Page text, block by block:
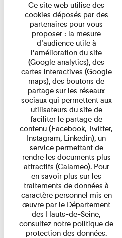
Visite
histoire:
perdu
Exposition
Du 15/08/2026 au 15/08/
Il semblerait
chose...
Agenda
Ce site web utilise des
cookies déposés par des
partenaires pour vous
proposer : la mesure
d’audience utile à
l’amélioration du site
(Google analytics), des
cartes interactives (Google
maps), des boutons de
partage sur les réseaux
sociaux qui permettent aux
utilisateurs du site de
faciliter le partage de
contenu (Facebook, Twitter,
Instagram, Linkedin), un
service permettant de
rendre les documents plus
attractifs (Calameo). Pour
en savoir plus sur les
traitements de données à
caractère personnel mis en
œuvre par le Département
des Hauts-de-Seine,
consultez notre politique de
protection des données.